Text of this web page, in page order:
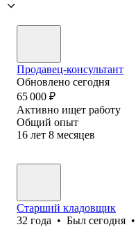
Продавец-консультант
Обновлено сегодня
65 000 ₽
Активно ищет работу
Общий опыт
16 лет 8 месяцев
Старший кладовщик
32 года • Был сегодня •